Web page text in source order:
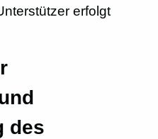
erfolgt
des